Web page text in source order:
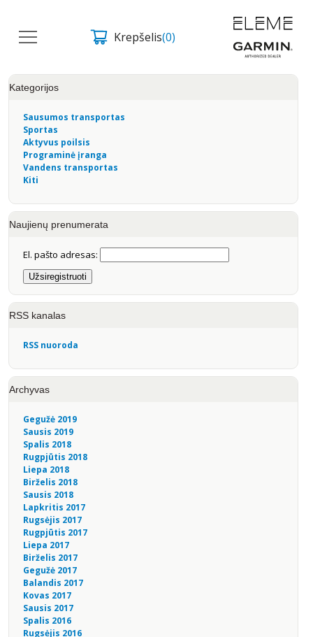
Krepšelis(0)
Kategorijos
Sausumos transportas
Sportas
Aktyvus poilsis
Programinė įranga
Vandens transportas
Kiti
Naujienų prenumerata
El. pašto adresas:
RSS kanalas
RSS nuoroda
Archyvas
Gegužė 2019
Sausis 2019
Spalis 2018
Rugpjūtis 2018
Liepa 2018
Birželis 2018
Sausis 2018
Lapkritis 2017
Rugsėjis 2017
Rugpjūtis 2017
Liepa 2017
Birželis 2017
Gegužė 2017
Balandis 2017
Kovas 2017
Sausis 2017
Spalis 2016
Rugsėjis 2016